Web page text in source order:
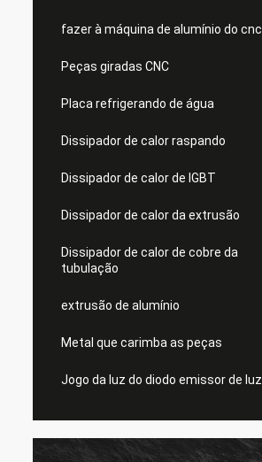
fazer à máquina de alumínio do cnc
Peças giradas CNC
Placa refrigerando de água
Dissipador de calor raspando
Dissipador de calor de IGBT
Dissipador de calor da extrusão
Dissipador de calor de cobre da
tubulação
extrusão de alumínio
Metal que carimba as peças
Jogo da luz do diodo emissor de luz